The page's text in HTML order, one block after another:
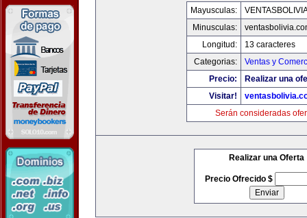
Mayusculas:
Minusculas:
Longitud:
13 caracteres
Categorias:
Ventas y
Precio:
Realizar una
Visitar!
Serán consideradas
Realizar una Oferta
Precio Ofrecido $